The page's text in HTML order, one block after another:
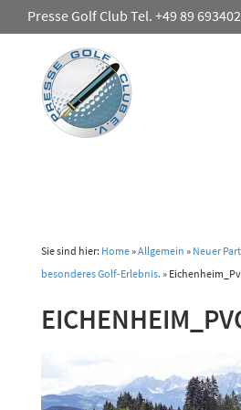
Presse Golf Club Tel. +49 89
Sie sind hier: Home»Allgemein » Neuer
besonderes Golf-Erlebnis. »